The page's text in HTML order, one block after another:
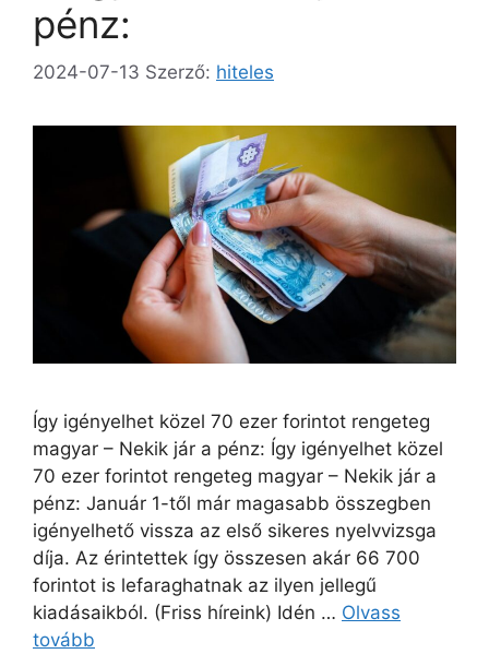
pénz:
2024-07-13 Szerző: hiteles
Így igényelhet közel 70 ezer forintot rengeteg
magyar – Nekik jár a pénz: Így igényelhet közel
70 ezer forintot rengeteg magyar – Nekik jár a
pénz: Január 1-től már magasabb összegben
igényelhető vissza az első sikeres nyelvvizsga
díja. Az érintettek így összesen akár 66 700
forintot is lefaraghatnak az ilyen jellegű
kiadásaikból. (Friss híreink) Idén … Olvass
tovább